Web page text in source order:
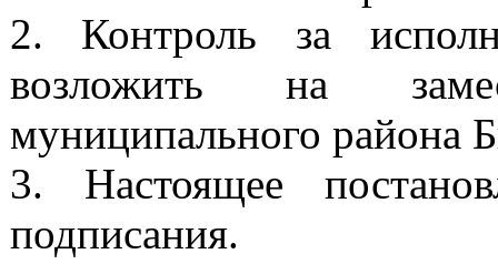
2. Контроль за
возложить на
муниципального района
3. Настоящее
подписания.